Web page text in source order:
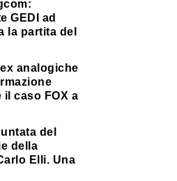
GEDI ad
la partita del
analogiche
caso FOX a
del
della
Elli. Una